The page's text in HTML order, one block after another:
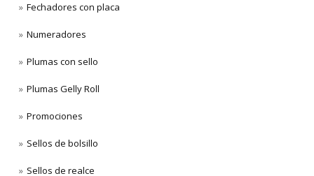
Fechadores con placa
Numeradores
Plumas con sello
Plumas Gelly Roll
Promociones
Sellos de bolsillo
Sellos de realce